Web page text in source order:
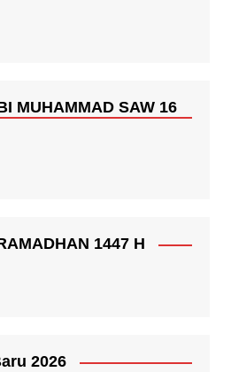
MUHAMMAD SAW 16
1447 H
2026